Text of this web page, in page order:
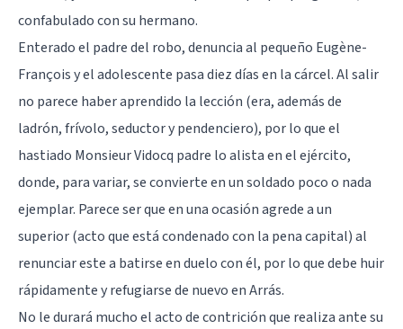
confabulado con su hermano.
Enterado el padre del robo, denuncia al pequeño Eugène-
François y el adolescente pasa diez días en la cárcel. Al salir
no parece haber aprendido la lección (era, además de
ladrón, frívolo, seductor y pendenciero), por lo que el
hastiado Monsieur Vidocq padre lo alista en el ejército,
donde, para variar, se convierte en un soldado poco o nada
ejemplar. Parece ser que en una ocasión agrede a un
superior (acto que está condenado con la pena capital) al
renunciar este a batirse en duelo con él, por lo que debe huir
rápidamente y refugiarse de nuevo en Arrás.
No le durará mucho el acto de contrición que realiza ante su